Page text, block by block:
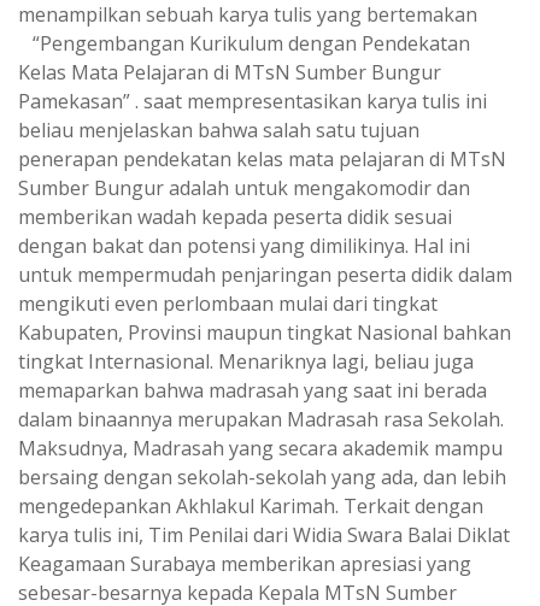
menampilkan sebuah karya tulis yang bertemakan
“Pengembangan Kurikulum dengan Pendekatan
Kelas Mata Pelajaran di MTsN Sumber Bungur
Pamekasan” . saat mempresentasikan karya tulis ini
beliau menjelaskan bahwa salah satu tujuan
penerapan pendekatan kelas mata pelajaran di MTsN
Sumber Bungur adalah untuk mengakomodir dan
memberikan wadah kepada peserta didik sesuai
dengan bakat dan potensi yang dimilikinya. Hal ini
untuk mempermudah penjaringan peserta didik dalam
mengikuti even perlombaan mulai dari tingkat
Kabupaten, Provinsi maupun tingkat Nasional bahkan
tingkat Internasional. Menariknya lagi, beliau juga
memaparkan bahwa madrasah yang saat ini berada
dalam binaannya merupakan Madrasah rasa Sekolah.
Maksudnya, Madrasah yang secara akademik mampu
bersaing dengan sekolah-sekolah yang ada, dan lebih
mengedepankan Akhlakul Karimah. Terkait dengan
karya tulis ini, Tim Penilai dari Widia Swara Balai Diklat
Keagamaan Surabaya memberikan apresiasi yang
sebesar-besarnya kepada Kepala MTsN Sumber